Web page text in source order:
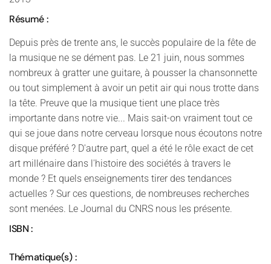
Résumé :
Depuis près de trente ans, le succès populaire de la fête de
la musique ne se dément pas. Le 21 juin, nous sommes
nombreux à gratter une guitare, à pousser la chansonnette
ou tout simplement à avoir un petit air qui nous trotte dans
la tête. Preuve que la musique tient une place très
importante dans notre vie... Mais sait-on vraiment tout ce
qui se joue dans notre cerveau lorsque nous écoutons notre
disque préféré ? D'autre part, quel a été le rôle exact de cet
art millénaire dans l'histoire des sociétés à travers le
monde ? Et quels enseignements tirer des tendances
actuelles ? Sur ces questions, de nombreuses recherches
sont menées. Le Journal du CNRS nous les présente.
ISBN :
Thématique(s) :